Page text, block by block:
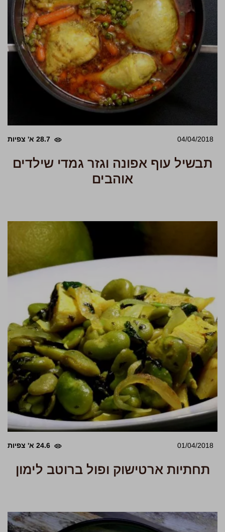
04/04/2018 28.7 א' צפיות
תבשיל עוף אפונה וגזר גמדי שילדים
אוהבים
01/04/2018 24.6 א' צפיות
תחתיות ארטישוק ופול ברוטב לימון